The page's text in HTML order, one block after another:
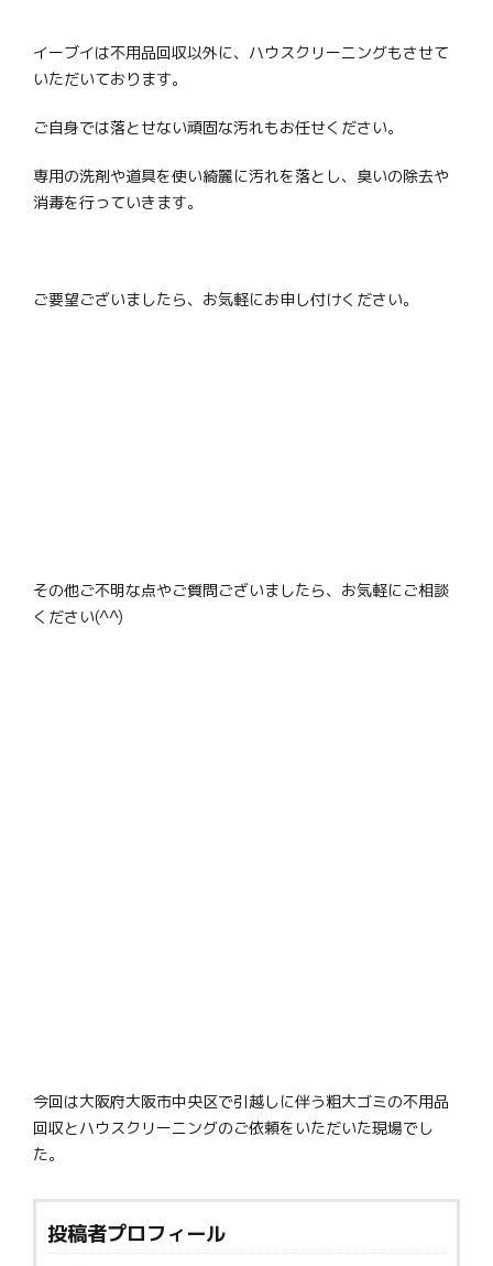
イーブイは不用品回収以外に、ハウスクリーニングもさせて
いただいております。
ご自身では落とせない頑固な汚れもお任せください。
専用の洗剤や道具を使い綺麗に汚れを落とし、臭いの除去や
消毒を行っていきます。
ご要望ございましたら、お気軽にお申し付けください。
その他ご不明な点やご質問ございましたら、お気軽にご相談
ください(^^)
今回は大阪府大阪市中央区で引越しに伴う粗大ゴミの不用品
回収とハウスクリーニングのご依頼をいただいた現場でし
た。
投稿者プロフィール